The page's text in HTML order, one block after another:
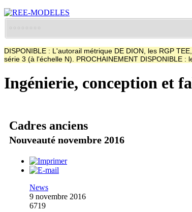
DISPONIBLE : L'autorail métrique DE DION, les RGP
série 3 (à l'échelle N). PROCHAINEMENT DISPONIBLE
Ingénierie, conception et
Cadres anciens
Nouveauté novembre 2016
News
9 novembre 2016
6719